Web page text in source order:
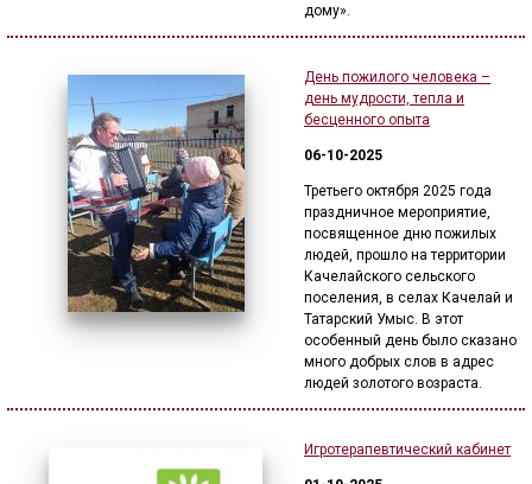
дому».
День пожилого человека –
день мудрости, тепла и
бесценного опыта
06-10-2025
Третьего октября 2025 года
праздничное мероприятие,
посвященное дню пожилых
людей, прошло на территории
Качелайского сельского
поселения, в селах Качелай и
Татарский Умыс. В этот
особенный день было сказано
много добрых слов в адрес
людей золотого возраста.
Игротерапевтический кабинет